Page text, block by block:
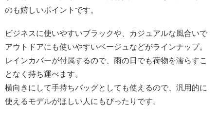
のも嬉しいポイントです。
ビジネスに使いやすいブラックや、カジュアルな風合いで
アウトドアにも使いやすいベージュなどがラインナップ。
レインカバーが付属するので、雨の日でも荷物を濡らすこ
となく持ち運べます。
横向きにして手持ちバッグとしても使えるので、汎用的に
使えるモデルがほしい人にもぴったりです。